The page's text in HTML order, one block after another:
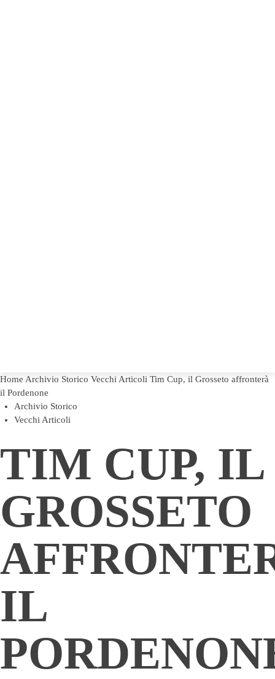
Home Archivio Storico Vecchi Articoli Tim Cup, il Grosseto affronterà
il Pordenone
Archivio Storico
Vecchi Articoli
TIM CUP, IL
GROSSETO
IL